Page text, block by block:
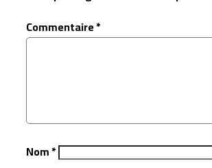
Commentaire*
Nom*